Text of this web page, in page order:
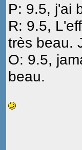
P: 9.5, j'ai
R: 9.5,
très beau.
O: 9.5,
beau.